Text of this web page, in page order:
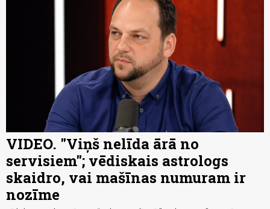
VIDEO. "Viņš nelīda ārā no
servisiem"; vēdiskais astrologs
skaidro, vai mašīnas numuram ir
nozīme